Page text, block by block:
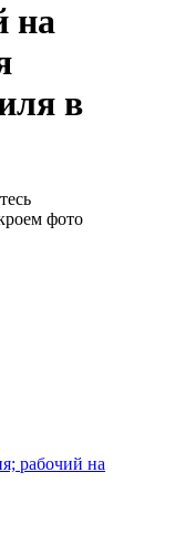
на
в
фото
рабочий на